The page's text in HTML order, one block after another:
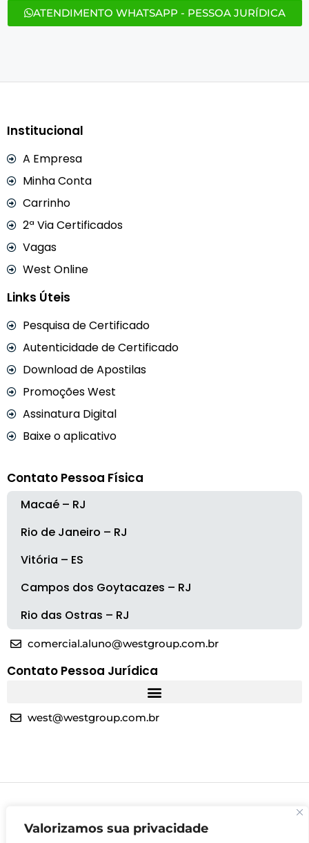
Valorizamos sua privacidade
ATENDIMENTO WHATSAPP - PESSOA JURÍDICA
Institucional
A Empresa
Minha Conta
Carrinho
2ª Via Certificados
Vagas
West Online
Links Úteis
Pesquisa de Certificado
Autenticidade de Certificado
Download de Apostilas
Promoções West
Assinatura Digital
Baixe o aplicativo
Contato Pessoa Física
Macaé – RJ
Rio de Janeiro – RJ
Vitória – ES
Campos dos Goytacazes – RJ
Rio das Ostras – RJ
comercial.aluno@westgroup.com.br
Contato Pessoa Jurídica
west@westgroup.com.br